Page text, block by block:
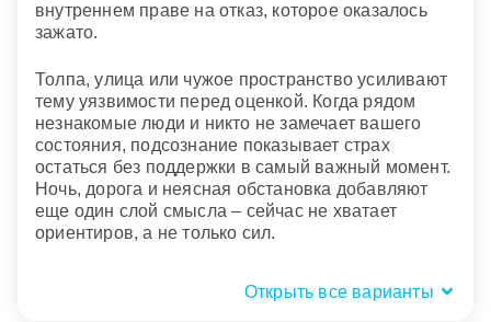
внутреннем праве на отказ, которое оказалось
зажато.
Толпа, улица или чужое пространство усиливают
тему уязвимости перед оценкой. Когда рядом
незнакомые люди и никто не замечает вашего
состояния, подсознание показывает страх
остаться без поддержки в самый важный момент.
Ночь, дорога и неясная обстановка добавляют
еще один слой смысла – сейчас не хватает
ориентиров, а не только сил.
Открыть все варианты